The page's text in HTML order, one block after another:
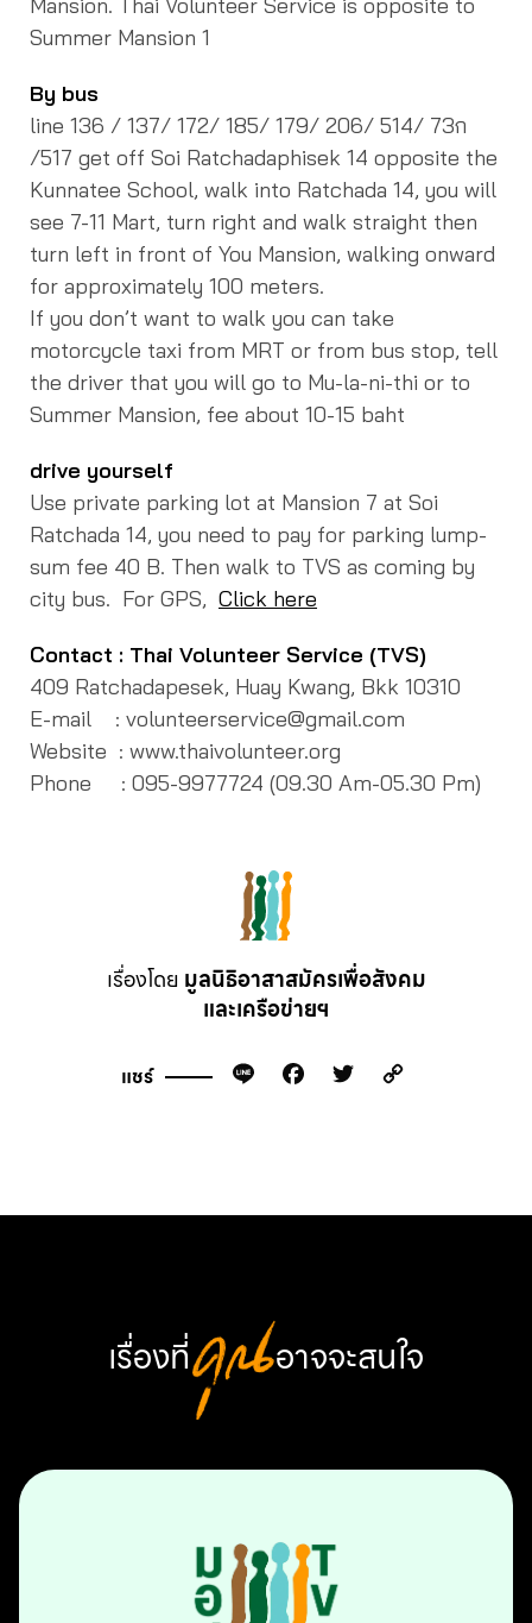
Summer Mansion 1
By bus
line 136 / 137/ 172/ 185/ 179/ 206/ 514/ 73ก
/517 get off Soi Ratchadaphisek 14 opposite the
Kunnatee School, walk into Ratchada 14, you will
see 7-11 Mart, turn right and walk straight then
turn left in front of You Mansion, walking onward
for approximately 100 meters.
If you don’t want to walk you can take
motorcycle taxi from MRT or from bus stop, tell
the driver that you will go to Mu-la-ni-thi or to
Summer Mansion, fee about 10-15 baht
drive yourself
Use private parking lot at Mansion 7 at Soi
Ratchada 14, you need to pay for parking lump-
sum fee 40 B. Then walk to TVS as coming by
city bus. For GPS, Click here
Contact : Thai Volunteer Service (TVS)
409 Ratchadapesek, Huay Kwang, Bkk 10310
E-mail : volunteerservice@gmail.com
Website : www.thaivolunteer.org
Phone : 095-9977724 (09.30 Am-05.30 Pm)
เรื่องโดย มูลนิธิอาสาสมัครเพื่อสังคม
และเครือข่ายฯ
แชร์ Line Facebook
Twitter
เรื่องที่คุณ อาจจะสนใจ